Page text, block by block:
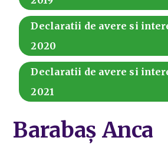
Declaratii de avere si
2020
Declaratii de avere si
2021
Barabaș Anca